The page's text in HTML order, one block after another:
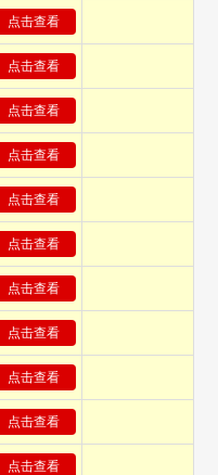
点击查看
点击查看
点击查看
点击查看
点击查看
点击查看
点击查看
点击查看
点击查看
点击查看
点击查看